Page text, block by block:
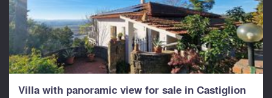
Villa with panoramic view for sale in Castiglion